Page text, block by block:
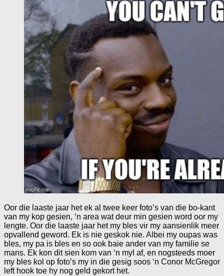
Oor die laaste jaar het ek al twee keer foto’s van die bo-kant
van my kop gesien, ‘n area wat deur min gesien word oor my
lengte. Oor die laaste jaar het my bles vir my aansienlik meer
opvallend geword. Ek is nie geskok nie. Albei my oupas was
bles, my pa is bles en so ook baie ander van my familie se
mans. Ek kon dit sien kom van ‘n myl af, en nogsteeds moer
my bles kol op foto’s my in die gesig soos ‘n Conor McGregor
left hook toe hy nog geld gekort het.